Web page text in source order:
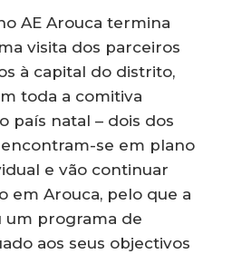
AE Arouca termina
visita dos parceiros
à capital do distrito,
toda a comitiva
país natal – dois dos
se em plano
e vão continuar
em Arouca, pelo que a
um programa de
aos seus objectivos